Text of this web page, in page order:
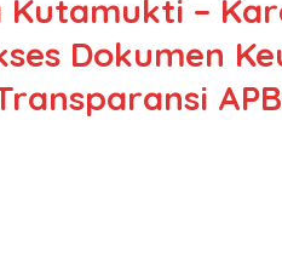
Kutamukti –
Dokumen